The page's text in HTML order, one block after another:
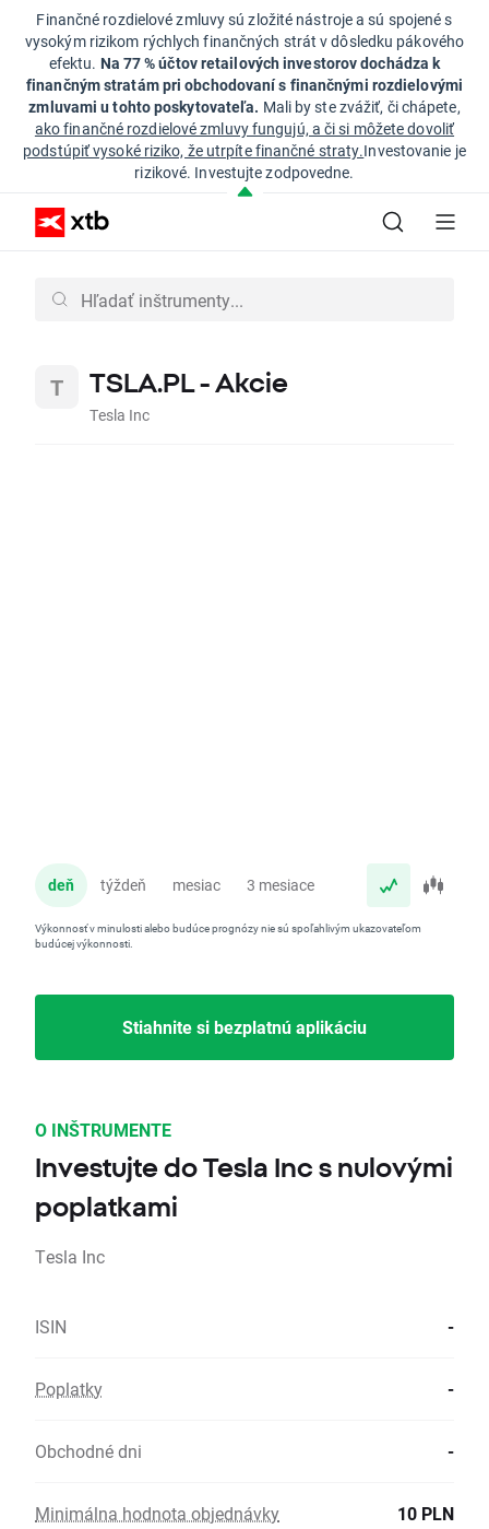
Finančné rozdielové zmluvy sú zložité nástroje a sú spojené s
vysokým rizikom rýchlych finančných strát v dôsledku pákového
efektu. Na 77 % účtov retailových investorov dochádza k
finančným stratám pri obchodovaní s finančnými rozdielovými
zmluvami u tohto poskytovateľa. Mali by ste zvážiť, či chápete,
ako finančné rozdielové zmluvy fungujú, a či si môžete dovoliť
podstúpiť vysoké riziko, že utrpíte finančné straty.Investovanie je
rizikové. Investujte zodpovedne.
TSLA.PL - Akcie
Tesla Inc
deň týždeň mesiac 3 mesiace
Výkonnosť v minulosti alebo budúce prognózy nie sú spoľahlivým ukazovateľom
budúcej výkonnosti.
Stiahnite si bezplatnú aplikáciu
O INŠTRUMENTE
Investujte do Tesla Inc s nulovými
poplatkami
Tesla Inc
ISIN -
Poplatky -
Obchodné dni -
Minimálna hodnota objednávky 10 PLN